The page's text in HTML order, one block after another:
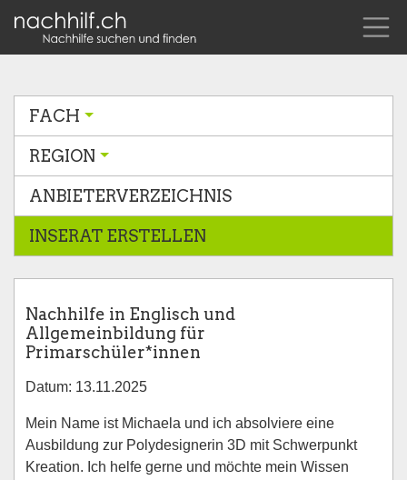
FACH
REGION
ANBIETERVERZEICHNIS
INSERAT ERSTELLEN
Nachhilfe in Englisch und
Allgemeinbildung für
Primarschüler*innen
Datum: 13.11.2025
Mein Name ist Michaela und ich absolviere eine
Ausbildung zur Polydesignerin 3D mit Schwerpunkt
Kreation. Ich helfe gerne und möchte mein Wissen